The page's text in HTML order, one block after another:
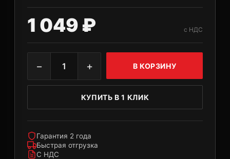
1 049 ₽ с НДС
− 1 + В КОРЗИНУ
КУПИТЬ В 1 КЛИК
Гарантия 2 года
Быстрая отгрузка
С НДС